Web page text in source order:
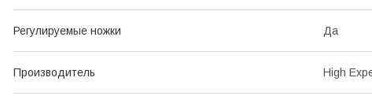
Регулируемые ножки Да
Производитель High